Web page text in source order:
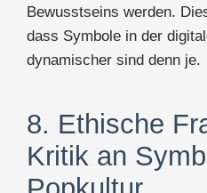
Bewusstseins werden.
dass Symbole in der
dynamischer sind denn je.
8. Ethische
Kritik an